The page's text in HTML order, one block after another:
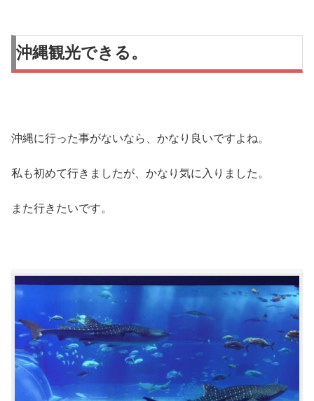
沖縄観光できる。
沖縄に行った事がないなら、かなり良いですよね。
私も初めて行きましたが、かなり気に入りました。
また行きたいです。